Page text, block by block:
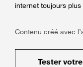
internet toujours
Contenu créé avec
Tester